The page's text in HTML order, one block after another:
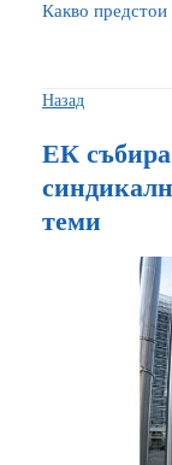
Какво предстои
Назад
ЕК събира
теми